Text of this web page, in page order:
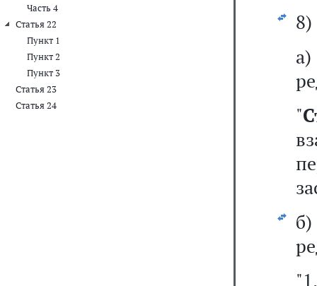
Часть 4
Статья 22
Пункт 1
Пункт 2
Пункт 3
Статья 23
Статья 24
"